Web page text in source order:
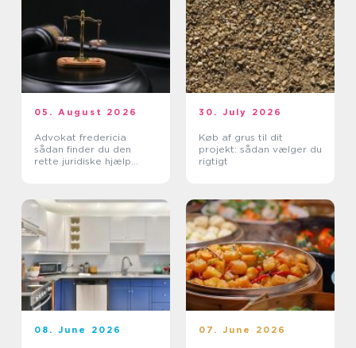
05. August 2026
Advokat fredericia
sådan finder du den
rette juridiske hjælp
30. July 2026
Køb af grus til dit
projekt: sådan vælger du
rigtigt
08. June 2026 07. June 2026